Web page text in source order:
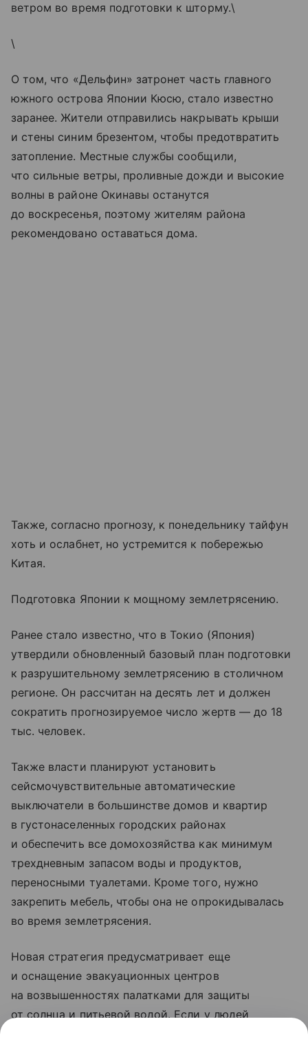
ветром во время подготовки к шторму.\
\
О том, что «Дельфин» затронет часть главного
южного острова Японии Кюсю, стало известно
заранее. Жители отправились накрывать крыши
и стены синим брезентом, чтобы предотвратить
затопление. Местные службы сообщили,
что сильные ветры, проливные дожди и высокие
волны в районе Окинавы останутся
до воскресенья, поэтому жителям района
рекомендовано оставаться дома.
Также, согласно прогнозу, к понедельнику тайфун
хоть и ослабнет, но устремится к побережью
Китая.
Подготовка Японии к мощному землетрясению.
Ранее стало известно, что в Токио (Япония)
утвердили обновленный базовый план подготовки
к разрушительному землетрясению в столичном
регионе. Он рассчитан на десять лет и должен
сократить прогнозируемое число жертв — до 18
тыс. человек.
Также власти планируют установить
сейсмочувствительные автоматические
выключатели в большинстве домов и квартир
в густонаселенных городских районах
и обеспечить все домохозяйства как минимум
трехдневным запасом воды и продуктов,
переносными туалетами. Кроме того, нужно
закрепить мебель, чтобы она не опрокидывалась
во время землетрясения.
Новая стратегия предусматривает еще
и оснащение эвакуационных центров
на возвышенностях палатками для защиты
от солнца и питьевой водой. Если у людей